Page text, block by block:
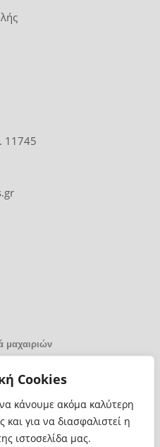
Cookies
κάνουμε ακόμα καλύτερη
για να διασφαλιστεί η
ιστοσελίδα μας.
11745
μαχαιριών